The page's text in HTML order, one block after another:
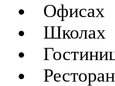
Офисах
Школах